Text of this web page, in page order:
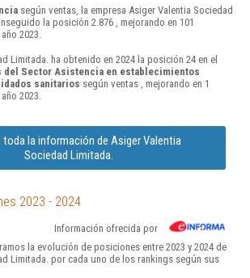
según ventas, la empresa Asiger Valentia Sociedad
la posición 2.876 , mejorando en 101
2023.
Limitada. ha obtenido en 2024 la posición 24 en el
del Sector Asistencia en establecimientos
sanitarios según ventas , mejorando en 1
2023.
toda la información de Asiger Valentia
Sociedad Limitada.
2023 - 2024
Información ofrecida por
la evolución de posiciones entre 2023 y 2024 de
Limitada. por cada uno de los rankings según sus